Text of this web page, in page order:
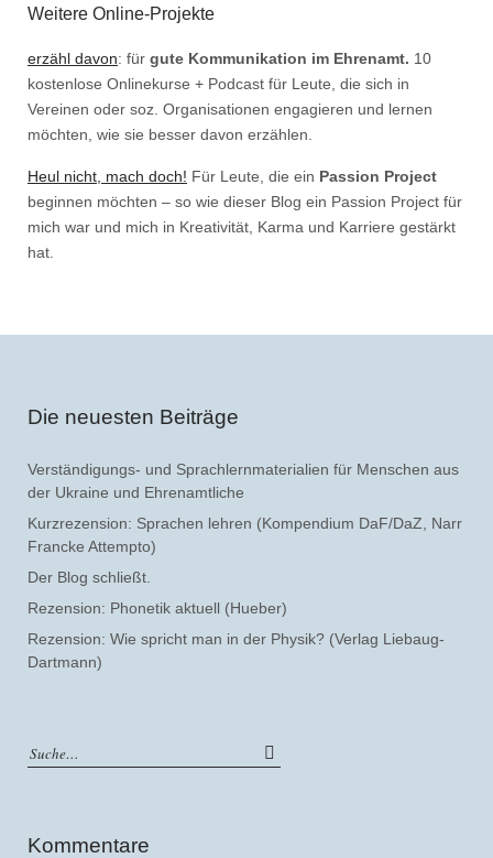
Weitere Online-Projekte
erzähl davon: für gute Kommunikation im Ehrenamt. 10
kostenlose Onlinekurse + Podcast für Leute, die sich in
Vereinen oder soz. Organisationen engagieren und lernen
möchten, wie sie besser davon erzählen.
Heul nicht, mach doch! Für Leute, die ein Passion Project
beginnen möchten – so wie dieser Blog ein Passion Project für
mich war und mich in Kreativität, Karma und Karriere gestärkt
hat.
Die neuesten Beiträge
Verständigungs- und Sprachlernmaterialien für Menschen aus
der Ukraine und Ehrenamtliche
Kurzrezension: Sprachen lehren (Kompendium DaF/DaZ, Narr
Francke Attempto)
Der Blog schließt.
Rezension: Phonetik aktuell (Hueber)
Rezension: Wie spricht man in der Physik? (Verlag Liebaug-
Dartmann)
Kommentare